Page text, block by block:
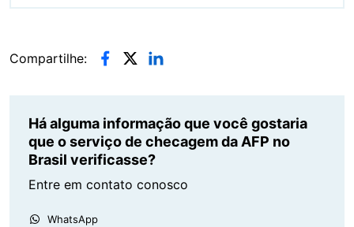
Compartilhe:
Há alguma informação que você gostaria
que o serviço de checagem da AFP no
Brasil verificasse?
Entre em contato conosco
WhatsApp